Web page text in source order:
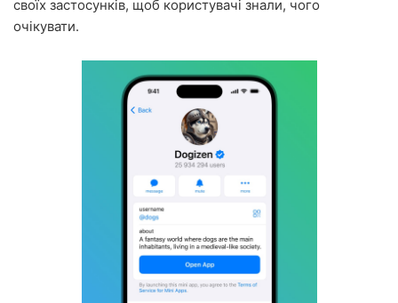
своїх застосунків, щоб користувачі знали, чого
очікувати.